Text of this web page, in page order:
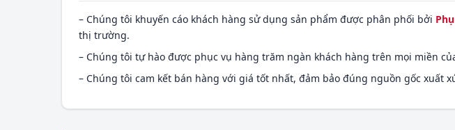
– Chúng tôi khuyến cáo khách hàng sử dụng sản phẩm được phân phối bởi
thị trường.
– Chúng tôi tự hào được phục vụ hàng trăm ngàn khách hàng trên mọi miền
– Chúng tôi cam kết bán hàng với giá tốt nhất, đảm bảo đúng nguồn gốc xuất